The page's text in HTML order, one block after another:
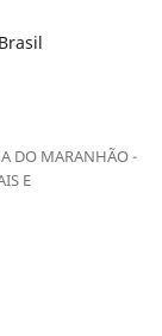
DO MARANHÃO -
E